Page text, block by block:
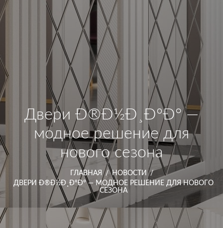
Двери Ð®Ð½Ð¸ÐºÐ° —
модное решениe для
нового сезона
ГЛАВНАЯ / НОВОСТИ
/
ДВЕРИ Ð®Ð½Ð¸ÐºÐ° — МОДНОЕ РЕШЕНИE ДЛЯ НОВОГО
СЕЗОНА